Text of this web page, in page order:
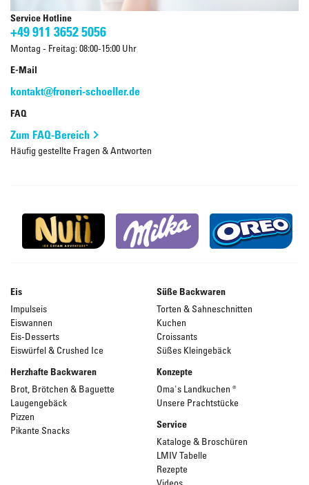
Service Hotline
+49 911 3652 5056
Montag - Freitag: 08:00-15:00 Uhr
E-Mail
kontakt@froneri-schoeller.de
FAQ
Zum FAQ-Bereich
Häufig gestellte Fragen & Antworten
Eis
Impulseis
Eiswannen
Eis-Desserts
Eiswürfel & Crushed Ice
Süße Backwaren
Torten & Sahneschnitten
Kuchen
Croissants
Süßes Kleingebäck
Herzhafte Backwaren
Brot, Brötchen & Baguette
Laugengebäck
Pizzen
Pikante Snacks
Konzepte
Oma's Landkuchen ®
Unsere Prachtstücke
Service
Kataloge & Broschüren
LMIV Tabelle
Rezepte
Videos